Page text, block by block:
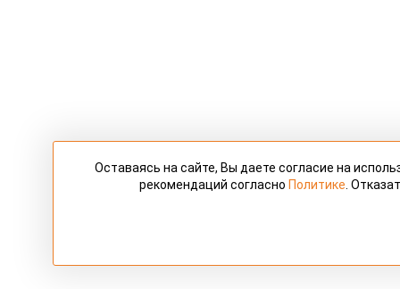
Оставаясь на сайте, Вы даете согласие на
рекомендаций согласно Политике .